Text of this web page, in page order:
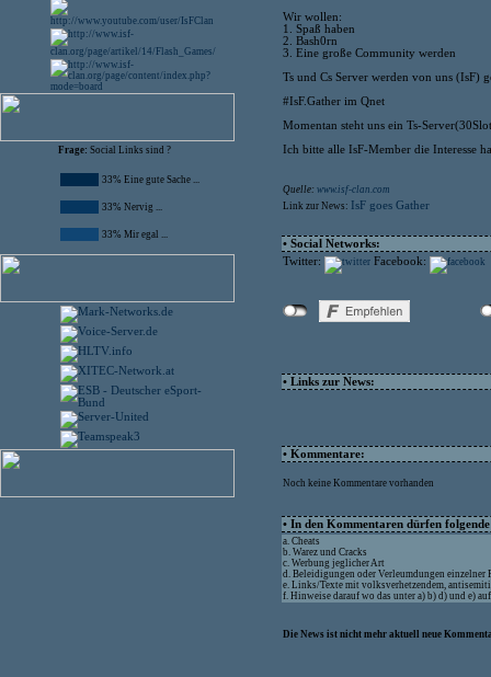
Frage: Social Links sind ?
33% Eine gute Sache ...
33% Nervig ...
33% Mir egal ...
Wir wollen:
1. Spaß haben
2. Bash0rn
3. Eine große Community werden
Ts und Cs Server werden von uns (IsF)
#IsF.Gather im Qnet
Momentan steht uns ein Ts-
Ich bitte alle IsF-Member die Interesse
Quelle: www.isf-clan.com
Link zur News:
IsF goes Gather
• Social Networks:
Twitter:
Facebook:
• Links zur News:
• Kommentare:
Noch keine Kommentare vorhanden
• In den Kommentaren dürfen
a. Cheats
b. Warez und Cracks
c. Werbung jeglicher Art
d. Beleidigungen oder Verleumdungen einzelner
e. Links/Texte mit volksverhetzendem,
f. Hinweise darauf wo das unter a) b) d) und e)
Die News ist nicht mehr aktuell neue